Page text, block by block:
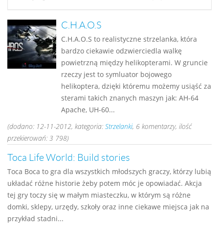
C.H.A.O.S
C.H.A.O.S to realistyczne strzelanka, która
bardzo ciekawie odzwierciedla walkę
powietrzną między helikopterami. W gruncie
rzeczy jest to symluator bojowego
helikoptera, dzięki któremu możemy usiąść za
sterami takich znanych maszyn jak: AH-64
Apache, UH-60...
(dodano: 12-11-2012, kategoria: Strzelanki, 6 komentarzy, ilość
przekierowań: 3 798)
Toca Life World: Build stories
Toca Boca to gra dla wszystkich młodszych graczy, którzy lubią
układać różne historie żeby potem móc je opowiadać. Akcja
tej gry toczy się w małym miasteczku, w którym są różne
domki, sklepy, urzędy, szkoły oraz inne ciekawe miejsca jak na
przykład stadni...